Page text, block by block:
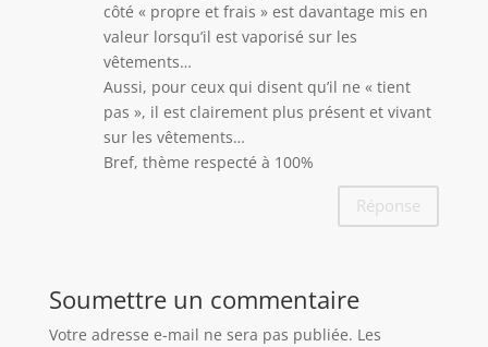
côté « propre et frais » est davantage mis en
valeur lorsqu’il est vaporisé sur les
vêtements…
Aussi, pour ceux qui disent qu’il ne « tient
pas », il est clairement plus présent et vivant
sur les vêtements…
Bref, thème respecté à 100%
Réponse
Soumettre un commentaire
Votre adresse e-mail ne sera pas publiée. Les